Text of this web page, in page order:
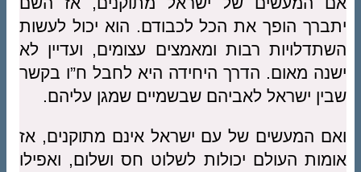
יתברך הופך את הכל לכבודם. הוא יכול לעשות
השתדלויות רבות ומאמצים עצומים, ועדיין לא
ישנה מאום. הדרך היחידה היא לחבל ח”ו בקשר
שבין ישראל לאביהם שבשמיים שמגן עליהם.
ואם המעשים של עם ישראל אינם מתוקנים, אז
אומות העולם יכולות לשלוט חס ושלום, ואפילו